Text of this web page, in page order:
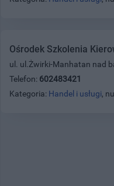
Ośrodek Szkolenia
ul. ul.Żwirki-Manhatan nad
Telefon: 602483421
Kategoria: Handel i usługi,